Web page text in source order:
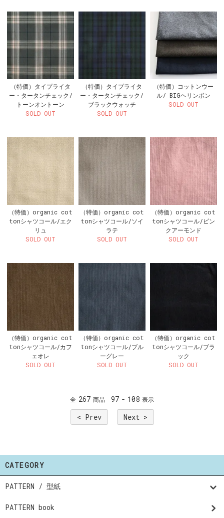
（特価）タイプライタ
ー・タータンチェック/
トーンオントーン
SOLD OUT
（特価）タイプライタ
ー・タータンチェック/
ブラックウォッチ
SOLD OUT
（特価）コットンウー
ル/ BIGヘリンボン
SOLD OUT
（特価）organic cot
tonシャツコール/エク
リュ
SOLD OUT
（特価）organic cot
tonシャツコール/ソイ
ラテ
SOLD OUT
（特価）organic cot
tonシャツコール/ピン
クアーモンド
SOLD OUT
（特価）organic cot
tonシャツコール/カフ
ェオレ
SOLD OUT
（特価）organic cot
tonシャツコール/ブル
ーグレー
SOLD OUT
（特価）organic cot
tonシャツコール/ブラ
ック
SOLD OUT
全 267 商品 97 - 108 表示
< Prev Next >
CATEGORY
PATTERN / 型紙
PATTERN book